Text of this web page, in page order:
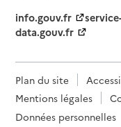
info.gouv.fr
data.gouv.fr
Plan du site
Mentions légales
Données personnelles